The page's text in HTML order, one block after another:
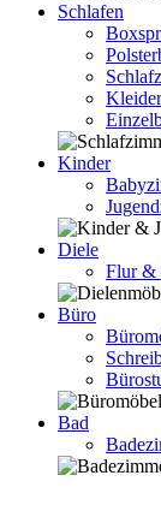
Schlafen
Kinder
Diele
Flur &
Büro
Bad